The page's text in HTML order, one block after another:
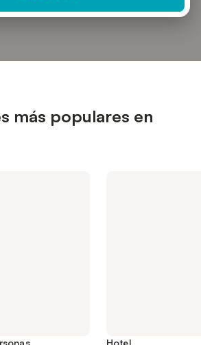
más populares en
Hotel